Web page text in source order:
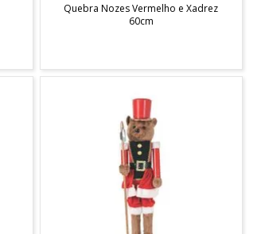
Quebra Nozes Vermelho e Xadrez
60cm